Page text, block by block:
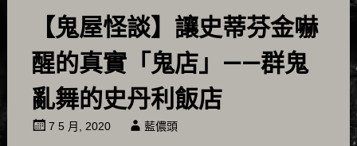
【鬼屋怪談】讓史蒂芬金嚇
醒的真實「鬼店」——群鬼
亂舞的史丹利飯店
7 5 月, 2020 藍儂頭